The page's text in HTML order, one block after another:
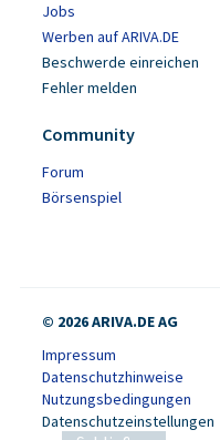
Jobs
Werben auf ARIVA.DE
Beschwerde einreichen
Fehler melden
Community
Forum
Börsenspiel
© 2026 ARIVA.DE AG
Impressum
Datenschutzhinweise
Nutzungsbedingungen
Datenschutzeinstellungen